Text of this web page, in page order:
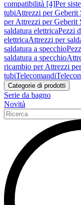
compatibilità [4]Per
tubiAttrezzi per Geberit
per Attrezzi per Geberit
saldatura elettricaPezzi
elettricaAttrezzi per
saldatura a specchio
saldatura a specchio
ricambio per Attrezzi
tubiTelecomandi
Categorie di prodotti
Serie da bagno
Novità